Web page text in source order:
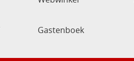
Gastenboek